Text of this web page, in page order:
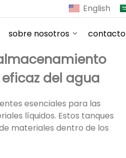
English
sobre nosotros contacto
del agua
esenciales para las
líquidos. Estos tanques
materiales dentro de los